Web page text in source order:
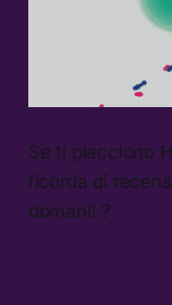
Se ti piacciono
ricorda di
domani! ?